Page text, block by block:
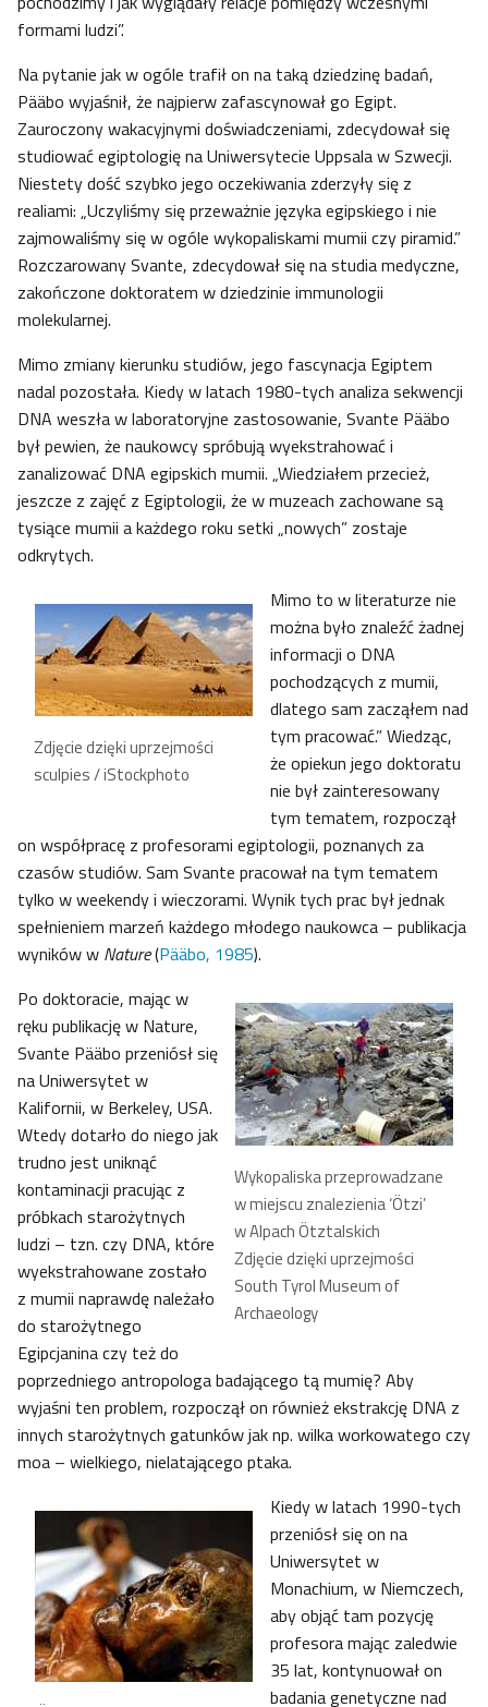
formami ludzi”.
Na pytanie jak w ogóle trafił on na taką dziedzinę badań,
Pääbo wyjaśnił, że najpierw zafascynował go Egipt.
Zauroczony wakacyjnymi doświadczeniami, zdecydował się
studiować egiptologię na Uniwersytecie Uppsala w Szwecji.
Niestety dość szybko jego oczekiwania zderzyły się z
realiami: „Uczyliśmy się przeważnie języka egipskiego i nie
zajmowaliśmy się w ogóle wykopaliskami mumii czy piramid.”
Rozczarowany Svante, zdecydował się na studia medyczne,
zakończone doktoratem w dziedzinie immunologii
molekularnej.
Mimo zmiany kierunku studiów, jego fascynacja Egiptem
nadal pozostała. Kiedy w latach 1980-tych analiza sekwencji
DNA weszła w laboratoryjne zastosowanie, Svante Pääbo
był pewien, że naukowcy spróbują wyekstrahować i
zanalizować DNA egipskich mumii. „Wiedziałem przecież,
jeszcze z zajęć z Egiptologii, że w muzeach zachowane są
tysiące mumii a każdego roku setki „nowych” zostaje
odkrytych.
Zdjęcie dzięki uprzejmości
sculpies / iStockphoto
Mimo to w literaturze nie
można było znaleźć żadnej
informacji o DNA
pochodzących z mumii,
dlatego sam zacząłem nad
tym pracować.” Wiedząc,
że opiekun jego doktoratu
nie był zainteresowany
tym tematem, rozpoczął
on współpracę z profesorami egiptologii, poznanych za
czasów studiów. Sam Svante pracował na tym tematem
tylko w weekendy i wieczorami. Wynik tych prac był jednak
spełnieniem marzeń każdego młodego naukowca – publikacja
wyników w Nature(Pääbo, 1985).
Wykopaliska przeprowadzane
w miejscu znalezienia ‘Ötzi’
w Alpach Ötztalskich
Zdjęcie dzięki uprzejmości
South Tyrol Museum of
Archaeology
Po doktoracie, mając w
ręku publikację w Nature,
Svante Pääbo przeniósł się
na Uniwersytet w
Kalifornii, w Berkeley, USA.
Wtedy dotarło do niego jak
trudno jest uniknąć
kontaminacji pracując z
próbkach starożytnych
ludzi – tzn. czy DNA, które
wyekstrahowane zostało
z mumii naprawdę należało
do starożytnego
Egipcjanina czy też do
poprzedniego antropologa badającego tą mumię? Aby
wyjaśni ten problem, rozpoczął on również ekstrakcję DNA z
innych starożytnych gatunków jak np. wilka workowatego czy
moa – wielkiego, nielatającego ptaka.
Kiedy w latach 1990-tych
przeniósł się on na
Uniwersytet w
Monachium, w Niemczech,
aby objąć tam pozycję
profesora mając zaledwie
35 lat, kontynuował on
badania genetyczne nad